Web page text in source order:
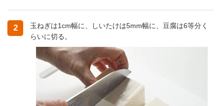
2
玉ねぎは1cm幅に、しいたけは5mm幅に、豆腐は6等分く
らいに切る。